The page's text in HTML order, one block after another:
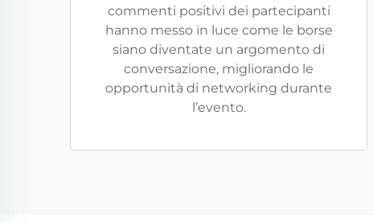
commenti positivi dei partecipanti
hanno messo in luce come le borse
siano diventate un argomento di
conversazione, migliorando le
opportunità di networking durante
l’evento.